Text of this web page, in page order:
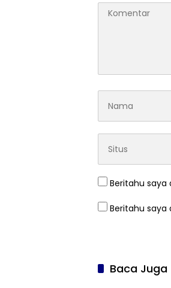
Beritahu saya
Beritahu saya
Baca Juga